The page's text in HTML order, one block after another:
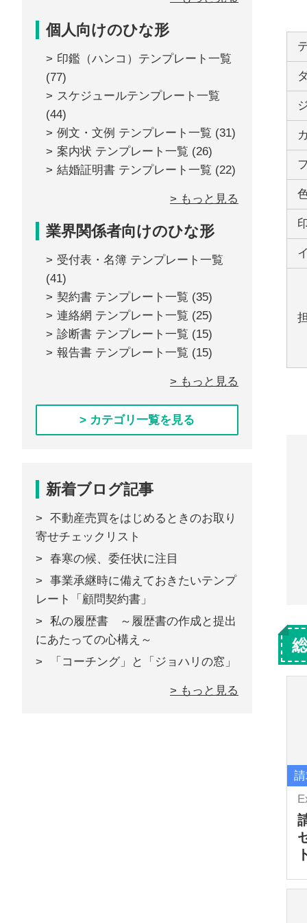
個人向けのひな形
印鑑（ハンコ）テンプレート一覧
(77)
スケジュールテンプレート一覧
(44)
例文・文例 テンプレート一覧 (31)
案内状 テンプレート一覧 (26)
結婚証明書 テンプレート一覧 (22)
> もっと見る
業界関係者向けのひな形
受付表・名簿 テンプレート一覧
(41)
契約書 テンプレート一覧 (35)
連絡網 テンプレート一覧 (25)
診断書 テンプレート一覧 (15)
報告書 テンプレート一覧 (15)
> もっと見る
> カテゴリ一覧を見る
新着ブログ記事
不動産売買をはじめるときのお取り
寄せチェックリスト
春寒の候、委任状に注目
事業承継時に備えておきたいテンプ
レート「顧問契約書」
私の履歴書 ～履歴書の作成と提出
にあたっての心構え～
「コーチング」と「ジョハリの窓」
> もっと見る